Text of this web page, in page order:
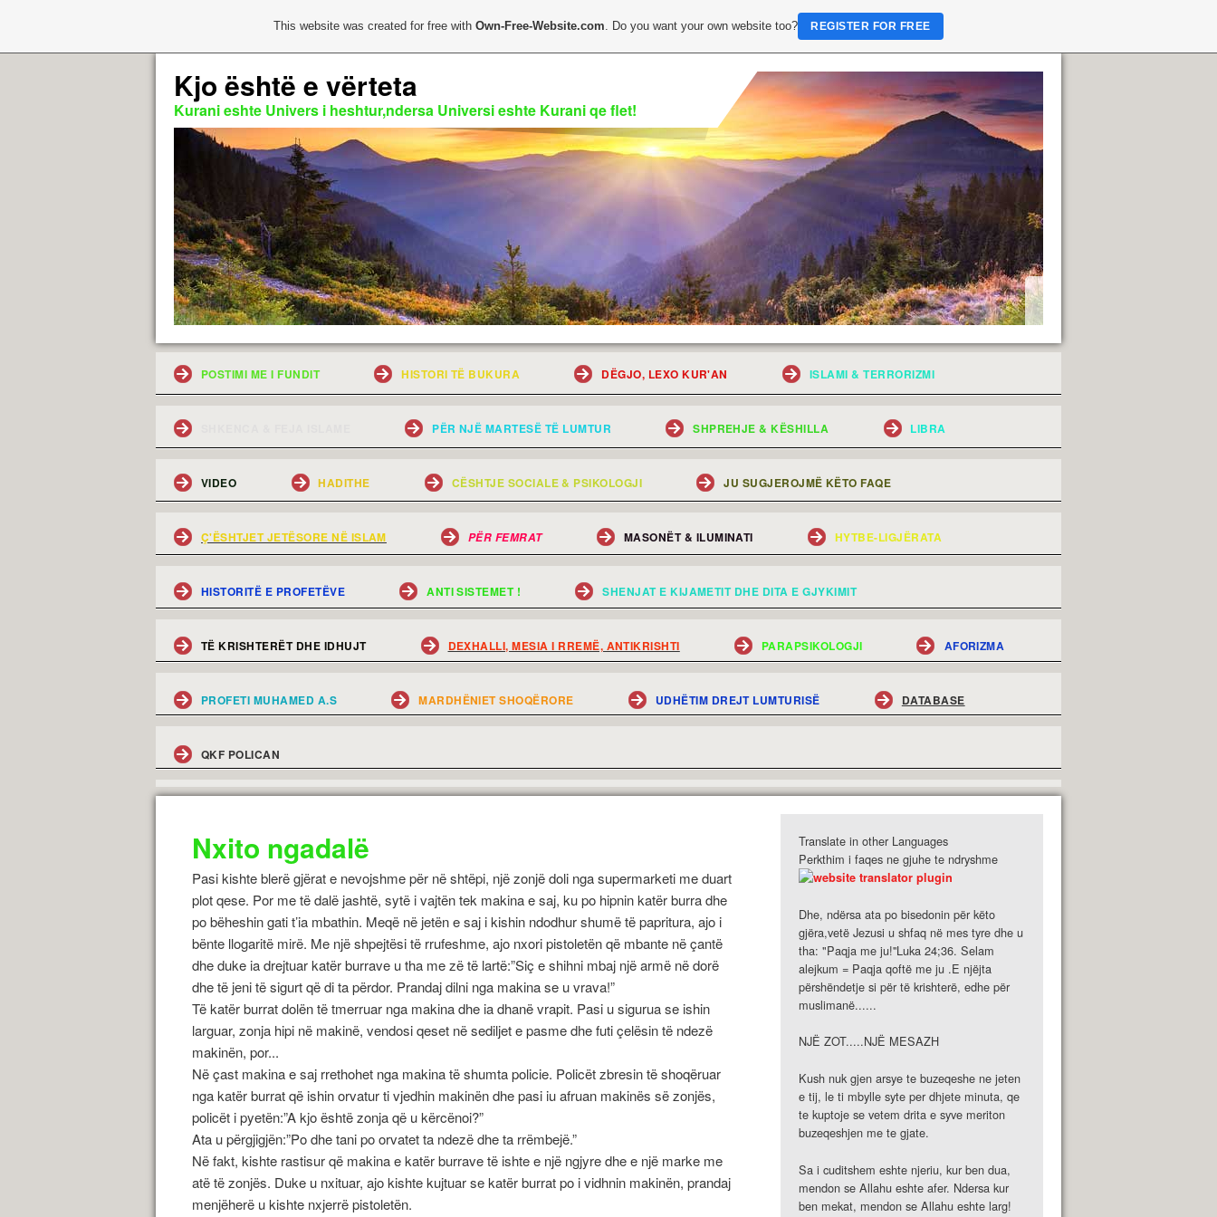
Kjo është e vërteta
Kurani eshte Univers i heshtur,ndersa Universi eshte Kurani qe flet!
POSTIMI ME I FUNDIT HISTORI TË BUKURA DËGJO, LEXO KUR'AN ISLAMI & TERRORIZMI
PËR NJË MARTESË TË LUMTUR SHPREHJE & KËSHILLA LIBRA
VIDEO HADITHE CËSHTJE SOCIALE & PSIKOLOGJI JU SUGJEROJMË KËTO FAQE
Ç'ËSHTJET JETËSORE NË ISLAM PËR FEMRAT MASONËT & ILUMINATI HYTBE-LIGJËRATA
HISTORITË E PROFETËVE ANTI SISTEMET ! SHENJAT E KIJAMETIT DHE DITA E GJYKIMIT
TË KRISHTERËT DHE IDHUJT DEXHALLI, MESIA I RREMË, ANTIKRISHTI PARAPSIKOLOGJI AFORIZMA
PROFETI MUHAMED A.S MARDHËNIET SHOQËRORE UDHËTIM DREJT LUMTURISË DATABASE
QKF POLICAN
Nxito ngadalë
Pasi kishte blerë gjërat e nevojshme për në shtëpi, një zonjë doli nga supermarketi me duart
plot qese. Por me të dalë jashtë, sytë i vajtën tek makina e saj, ku po hipnin katër burra dhe
po bëheshin gati t’ia mbathin. Meqë në jetën e saj i kishin ndodhur shumë të papritura, ajo i
bënte llogaritë mirë. Me një shpejtësi të rrufeshme, ajo nxori pistoletën që mbante në çantë
dhe duke ia drejtuar katër burrave u tha me zë të lartë:”Siç e shihni mbaj një armë në dorë
dhe të jeni të sigurt që di ta përdor. Prandaj dilni nga makina se u vrava!”
Të katër burrat dolën të tmerruar nga makina dhe ia dhanë vrapit. Pasi u sigurua se ishin
larguar, zonja hipi në makinë, vendosi qeset në sediljet e pasme dhe futi çelësin të ndezë
makinën, por...
Në çast makina e saj rrethohet nga makina të shumta policie. Policët zbresin të shoqëruar
nga katër burrat që ishin orvatur ti vjedhin makinën dhe pasi iu afruan makinës së zonjës,
policët i pyetën:”A kjo është zonja që u kërcënoi?”
Ata u përgjigjën:”Po dhe tani po orvatet ta ndezë dhe ta rrëmbejë.”
Në fakt, kishte rastisur që makina e katër burrave të ishte e një ngjyre dhe e një marke me
atë të zonjës. Duke u nxituar, ajo kishte kujtuar se katër burrat po i vidhnin makinën, prandaj
menjëherë u kishte nxjerrë pistoletën.
Translate in other Languages
Perkthim i faqes ne gjuhe te ndryshme
Dhe, ndërsa ata po bisedonin për këto
gjëra,vetë Jezusi u shfaq në mes tyre dhe u
tha: "Paqja me ju!''Luka 24;36. Selam
alejkum = Paqja qoftë me ju .E njëjta
përshëndetje si për të krishterë, edhe për
muslimanë......
NJË ZOT.....NJË MESAZH
Kush nuk gjen arsye te buzeqeshe ne jeten
e tij, le ti mbylle syte per dhjete minuta, qe
te kuptoje se vetem drita e syve meriton
buzeqeshjen me te gjate.
Sa i cuditshem eshte njeriu, kur ben dua,
mendon se Allahu eshte afer. Ndersa kur
ben mekat, mendon se Allahu eshte larg!
This website was created for free withOwn-Free-Website.com. Do you want your own website too? REGISTER FOR FREE